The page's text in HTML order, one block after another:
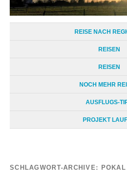
REISE NACH
REISEN
REISEN
NOCH MEHR
AUSFLUGS-
PROJEKT
SCHLAGWORT-ARCHIVE: POKAL